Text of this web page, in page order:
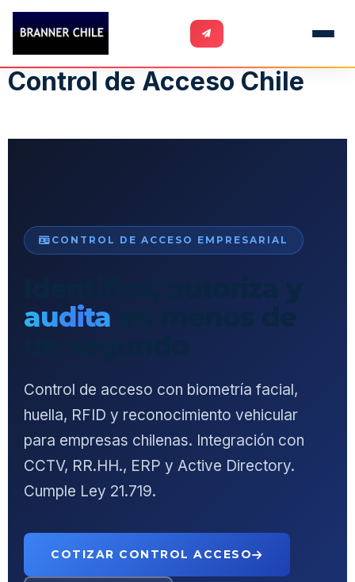
Control de Acceso Chile
CONTROL DE ACCESO EMPRESARIAL
audita
Control de acceso con biometría facial,
huella, RFID y reconocimiento vehicular
para empresas chilenas. Integración con
CCTV, RR.HH., ERP y Active Directory.
Cumple Ley 21.719.
COTIZAR CONTROL ACCESO